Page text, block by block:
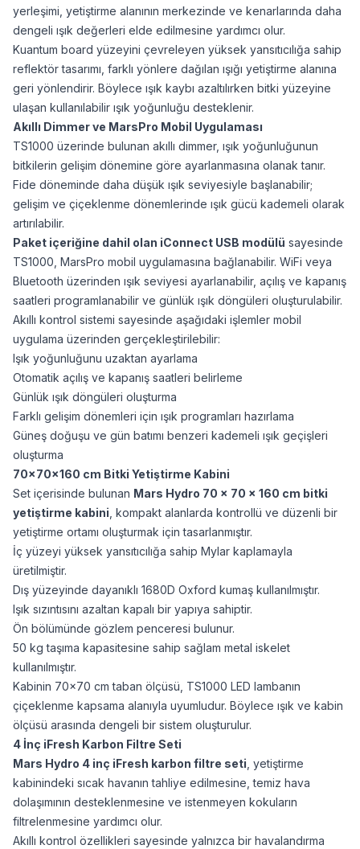
yerleşimi, yetiştirme alanının merkezinde ve kenarlarında daha
dengeli ışık değerleri elde edilmesine yardımcı olur.
Kuantum board yüzeyini çevreleyen yüksek yansıtıcılığa sahip
reflektör tasarımı, farklı yönlere dağılan ışığı yetiştirme alanına
geri yönlendirir. Böylece ışık kaybı azaltılırken bitki yüzeyine
ulaşan kullanılabilir ışık yoğunluğu desteklenir.
Akıllı Dimmer ve MarsPro Mobil Uygulaması
TS1000 üzerinde bulunan akıllı dimmer, ışık yoğunluğunun
bitkilerin gelişim dönemine göre ayarlanmasına olanak tanır.
Fide döneminde daha düşük ışık seviyesiyle başlanabilir;
gelişim ve çiçeklenme dönemlerinde ışık gücü kademeli olarak
artırılabilir.
Paket içeriğine dahil olan iConnect USB modülü sayesinde
TS1000, MarsPro mobil uygulamasına bağlanabilir. WiFi veya
Bluetooth üzerinden ışık seviyesi ayarlanabilir, açılış ve kapanış
saatleri programlanabilir ve günlük ışık döngüleri oluşturulabilir.
Akıllı kontrol sistemi sayesinde aşağıdaki işlemler mobil
uygulama üzerinden gerçekleştirilebilir:
Işık yoğunluğunu uzaktan ayarlama
Otomatik açılış ve kapanış saatleri belirleme
Günlük ışık döngüleri oluşturma
Farklı gelişim dönemleri için ışık programları hazırlama
Güneş doğuşu ve gün batımı benzeri kademeli ışık geçişleri
oluşturma
70×70×160 cm Bitki Yetiştirme Kabini
Set içerisinde bulunan Mars Hydro 70 × 70 × 160 cm bitki
yetiştirme kabini, kompakt alanlarda kontrollü ve düzenli bir
yetiştirme ortamı oluşturmak için tasarlanmıştır.
İç yüzeyi yüksek yansıtıcılığa sahip Mylar kaplamayla
üretilmiştir.
Dış yüzeyinde dayanıklı 1680D Oxford kumaş kullanılmıştır.
Işık sızıntısını azaltan kapalı bir yapıya sahiptir.
Ön bölümünde gözlem penceresi bulunur.
50 kg taşıma kapasitesine sahip sağlam metal iskelet
kullanılmıştır.
Kabinin 70×70 cm taban ölçüsü, TS1000 LED lambanın
çiçeklenme kapsama alanıyla uyumludur. Böylece ışık ve kabin
ölçüsü arasında dengeli bir sistem oluşturulur.
4 İnç iFresh Karbon Filtre Seti
Mars Hydro 4 inç iFresh karbon filtre seti, yetiştirme
kabinindeki sıcak havanın tahliye edilmesine, temiz hava
dolaşımının desteklenmesine ve istenmeyen kokuların
filtrelenmesine yardımcı olur.
Akıllı kontrol özellikleri sayesinde yalnızca bir havalandırma